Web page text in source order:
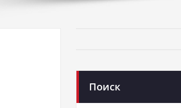
Поиск